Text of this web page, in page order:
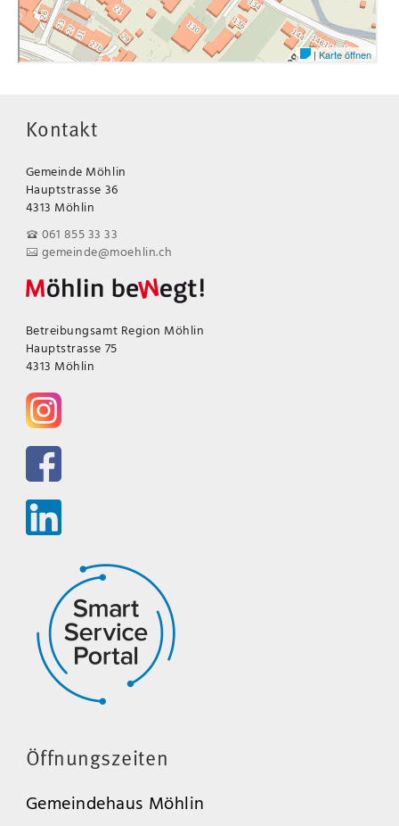
Kontakt
Gemeinde Möhlin
Hauptstrasse 36
4313 Möhlin
061 855 33 33
gemeinde@moehlin.ch
Betreibungsamt Region Möhlin
Hauptstrasse 75
4313 Möhlin
Öffnungszeiten
Gemeindehaus Möhlin